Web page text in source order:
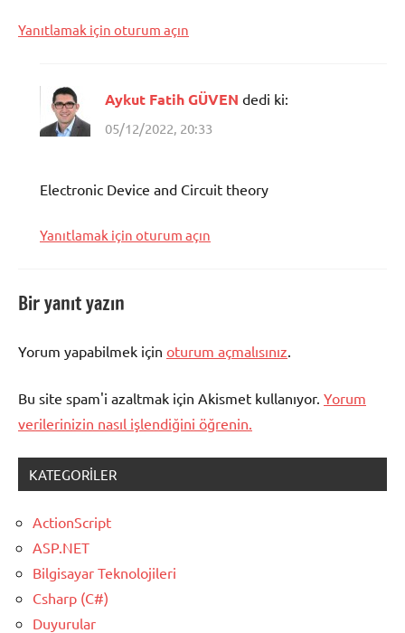
Yanıtlamak için oturum açın
Aykut Fatih GÜVEN dedi ki:
05/12/2022, 20:33
Electronic Device and Circuit theory
Yanıtlamak için oturum açın
Bir yanıt yazın
Yorum yapabilmek için oturum açmalısınız
Bu site spam'i azaltmak için Akismet kullanıyor. Yorum
verilerinizin nasıl işlendiğini öğrenin.
KATEGORILER
ActionScript
ASP.NET
Bilgisayar Teknolojileri
Csharp (C#)
Duyurular